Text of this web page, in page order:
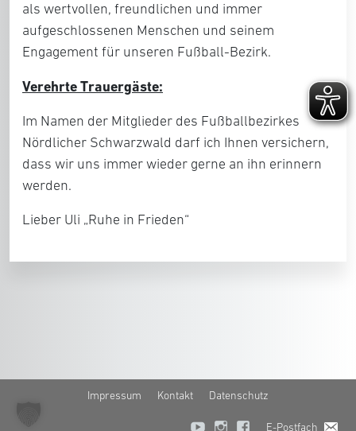
als wertvollen, freundlichen und immer
aufgeschlossenen Menschen und seinem
Engagement für unseren Fußball-Bezirk.
Verehrte Trauergäste:
Im Namen der Mitglieder des Fußballbezirkes
Nördlicher Schwarzwald darf ich Ihnen versichern,
dass wir uns immer wieder gerne an ihn erinnern
werden.
Lieber Uli „Ruhe in Frieden“
Impressum Kontakt Datenschutz
E-Postfach